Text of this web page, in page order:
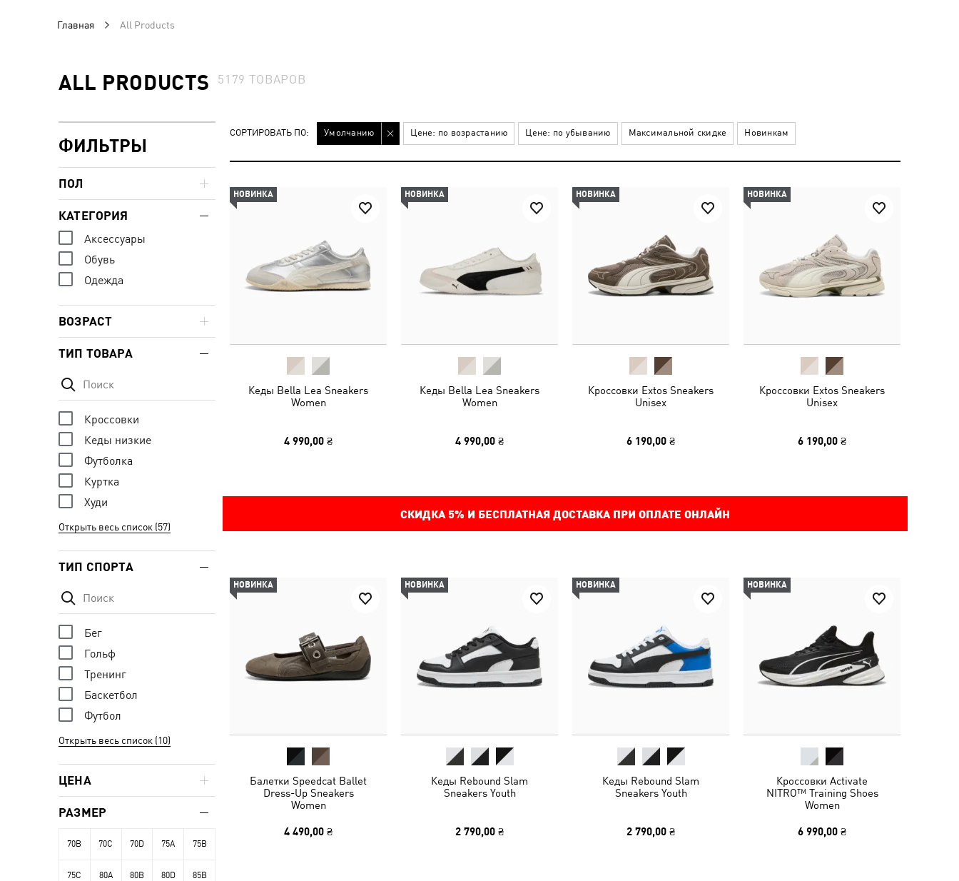
Главная All Products
ALL PRODUCTS 5179ТОВАРОВ
СОРТИРОВАТЬ ПО: Умолчанию Цене: по возрастанию Цене: по убыванию Максимальной скидке Новинкам
НОВИНКА
Кеды Bella Lea Sneakers
Women
4 990,00 ₴
НОВИНКА
Кеды Bella Lea Sneakers
Women
4 990,00 ₴
НОВИНКА
Кроссовки Extos Sneakers
Unisex
6 190,00 ₴
НОВИНКА
Кроссовки Extos Sneakers
Unisex
6 190,00 ₴
СКИДКА 5% И БЕСПЛАТНАЯ ДОСТАВКА ПРИ ОПЛАТЕ ОНЛАЙН
НОВИНКА
Балетки Speedcat Ballet
Dress-Up Sneakers
Women
4 490,00 ₴
НОВИНКА
Кеды Rebound Slam
Sneakers Youth
2 790,00 ₴
НОВИНКА
Кеды Rebound Slam
Sneakers Youth
2 790,00 ₴
НОВИНКА
Кроссовки Activate
NITRO™ Training Shoes
Women
6 990,00 ₴
ФИЛЬТРЫ
ПОЛ
КАТЕГОРИЯ
Аксессуары
Обувь
Одежда
ВОЗРАСТ
ТИП ТОВАРА
Кроссовки
Кеды низкие
Футболка
Куртка
Худи
Открыть весь список (57)
ТИП СПОРТА
Бег
Гольф
Тренинг
Баскетбол
Футбол
Открыть весь список (10)
ЦЕНА
РАЗМЕР
70B 70C 70D 75A 75B
75C 80A 80B 80D 85B